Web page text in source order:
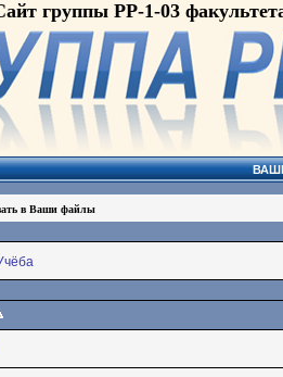
группы РР-1-03
в Ваши файлы